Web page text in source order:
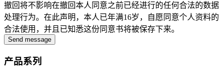
撤回将不影响在撤回本人同意之前已经进行的任何合法的数据
处理行为。在此声明，本人已年满16岁，自愿同意个人资料的
合法使用，并且已知悉这份同意书将被保存下来。
Send message
产品系列